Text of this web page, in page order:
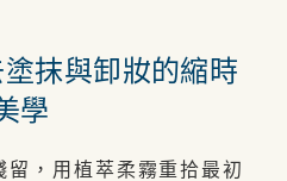
抹與卸妝的縮時
學
留，用植萃柔霧重拾最初